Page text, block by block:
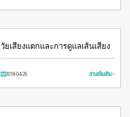
วัยเสียงแตกและการดูแลเส้นเสียง
2018-04-26 อ่านเพิ่มเติม >